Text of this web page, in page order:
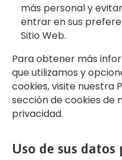
más personal y
entrar en sus
Sitio Web.
Para obtener más
que utilizamos y
cookies, visite nuestra
sección de cookies de
privacidad.
Uso de sus datos